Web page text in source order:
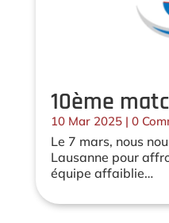
10ème
10 Mar 2025| 0
Le 7 mars, nous
Lausanne pour
équipe affaiblie…